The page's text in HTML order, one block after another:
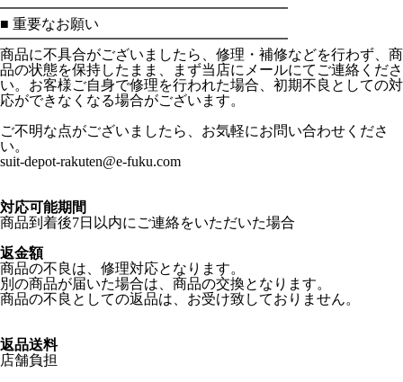
━━━━━━━━━━━━━━━━━━━━
■ 重要なお願い
━━━━━━━━━━━━━━━━━━━━
商品に不具合がございましたら、修理・補修などを行わず、商
品の状態を保持したまま、まず当店にメールにてご連絡くださ
い。お客様ご自身で修理を行われた場合、初期不良としての対
応ができなくなる場合がございます。
ご不明な点がございましたら、お気軽にお問い合わせくださ
い。
suit-depot-rakuten@e-fuku.com
対応可能期間
商品到着後7日以内にご連絡をいただいた場合
返金額
商品の不良は、修理対応となります。
別の商品が届いた場合は、商品の交換となります。
商品の不良としての返品は、お受け致しておりません。
返品送料
店舗負担